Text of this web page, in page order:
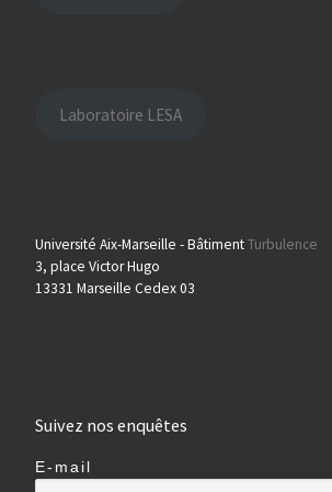
Laboratoire LESA
Université Aix-Marseille - BâtimentTurbulence
3, place Victor Hugo
13331 Marseille Cedex 03
Suivez nos enquêtes
E-mail